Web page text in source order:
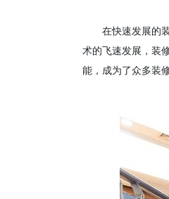
在快速发展的
术的飞速发展，装
能，成为了众多装